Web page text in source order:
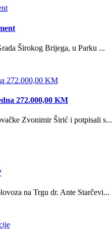
Širokog Brijega, u Parku ...
272.000,00 KM
Zvonimir Širić i potpisali s...
na Trgu dr. Ante Starčevi...